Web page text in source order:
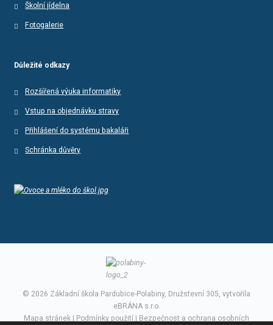
Školní jídelna
Fotogalerie
Důležité odkazy
Rozšířená výuka informatiky
Vstup na objednávku stravy
Přihlášení do systému bakaláři
Schránka důvěry
© 2026 Základní škola Pardubice-Polabiny, Družstevní 305, vytvořila
eBRÁNA s.r.o.
Mapa stránek
Podmínky použití Bezpečnost a ochrana osobních